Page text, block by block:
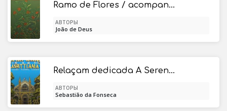
Ramo de Flores / acompanhado de varias criticas das Flores do Campo
АВТОРЫ
João de Deus
Relaçam dedicada A Serenissima Senhora Rainha da Gram Bretanha da Jornada que fes de Lixboa the Por-ts Mouth
АВТОРЫ
Sebastião da Fonseca